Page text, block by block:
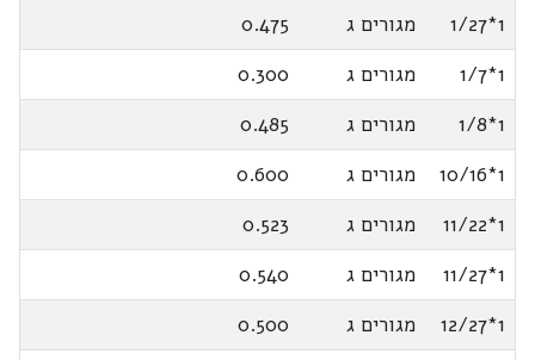
1*1/27 מגורים ג
0.475
1*1/7
מגורים ג
0.300
1*1/8
מגורים ג
0.485
1*10/16
מגורים ג
0.600
1*11/22
מגורים ג
0.523
1*11/27
מגורים ג
0.540
1*12/27
מגורים ג
0.500